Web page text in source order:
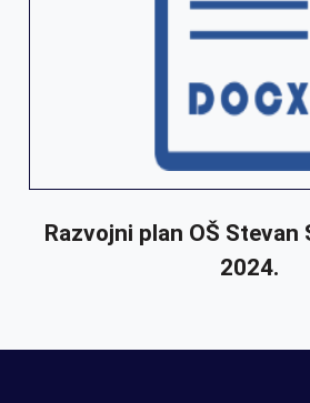
Razvojni plan OŠ Stevan
2024.